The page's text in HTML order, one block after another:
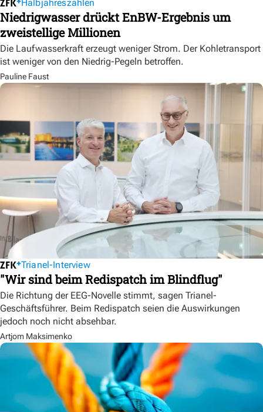
Halbjahreszahlen
Niedrigwasser drückt EnBW-Ergebnis um
zweistellige Millionen
Die Laufwasserkraft erzeugt weniger Strom. Der Kohletransport
ist weniger von den Niedrig-Pegeln betroffen.
Pauline Faust
Trianel-Interview
"Wir sind beim Redispatch im Blindflug"
Die Richtung der EEG-Novelle stimmt, sagen Trianel-
Geschäftsführer. Beim Redispatch seien die Auswirkungen
jedoch noch nicht absehbar.
Artjom Maksimenko